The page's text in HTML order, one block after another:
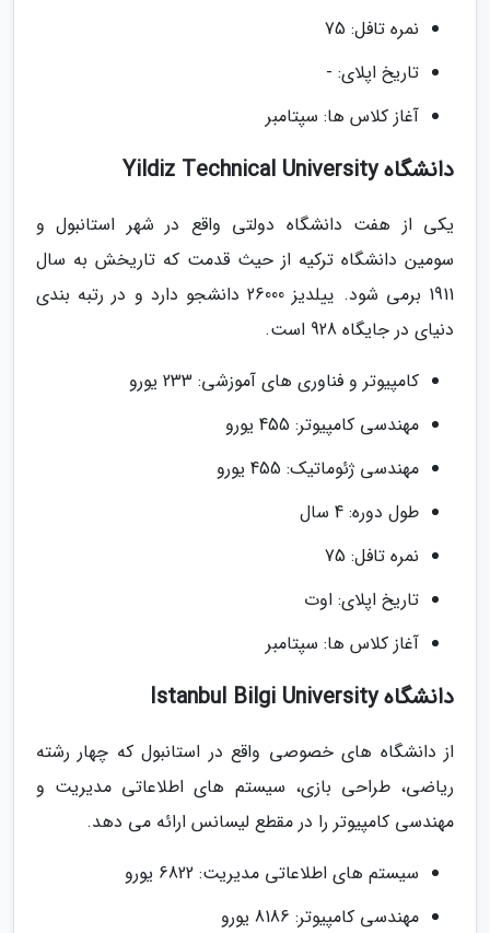
نمره تافل: 75
تاریخ اپلای: -
آغاز کلاس ها: سپتامبر
دانشگاه Yildiz Technical University
یکی از هفت دانشگاه دولتی واقع در شهر استانبول و
سومین دانشگاه ترکیه از حیث قدمت که تاریخش به سال
1911 برمی شود. ییلدیز 26000 دانشجو دارد و در رتبه بندی
دنیای در جایگاه 928 است.
کامپیوتر و فناوری های آموزشی: 233 یورو
مهندسی کامپیوتر: 455 یورو
مهندسی ژئوماتیک: 455 یورو
طول دوره: 4 سال
نمره تافل: 75
تاریخ اپلای: اوت
آغاز کلاس ها: سپتامبر
دانشگاه Istanbul Bilgi University
از دانشگاه های خصوصی واقع در استانبول که چهار رشته
ریاضی، طراحی بازی، سیستم های اطلاعاتی مدیریت و
مهندسی کامپیوتر را در مقطع لیسانس ارائه می دهد.
سیستم های اطلاعاتی مدیریت: 6822 یورو
مهندسی کامپیوتر: 8186 یورو